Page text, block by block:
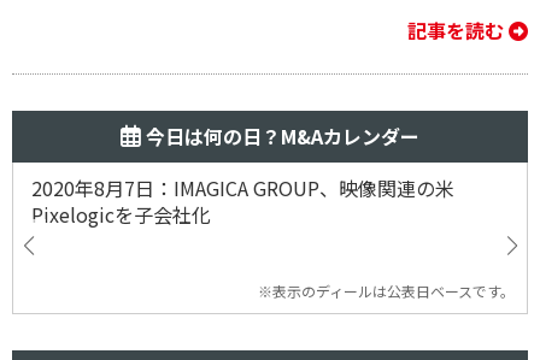
記事を読む
今日は何の日？M&Aカレンダー
2020年8月7日：IMAGICA GROUP、映像関連の米
Pixelogicを子会社化
※表示のディールは公表日ベースです。